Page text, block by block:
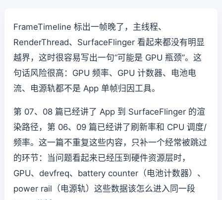
FrameTimeline 标出一帧晚了，主线程、
RenderThread、SurfaceFlinger 看起来都没有明显
越界，这时很容易写出一句“可能是 GPU 瓶颈”。这
句话风险很高：GPU 频率、GPU 计数器、电池电
流、电源轨都不是 App 单帧归因工具。
第 07、08 篇已经讲了 App 到 SurfaceFlinger 的渲
染路径，第 06、09 篇已经讲了刷新率和 CPU 调度/
频率。这一篇不重复这些内容，只补一个经常被跳过
的环节：当问题看起来已经压到硬件资源层时，
GPU、devfreq、battery counter（电池计数器）、
power rail（电源轨）这些数据该怎么进入同一段